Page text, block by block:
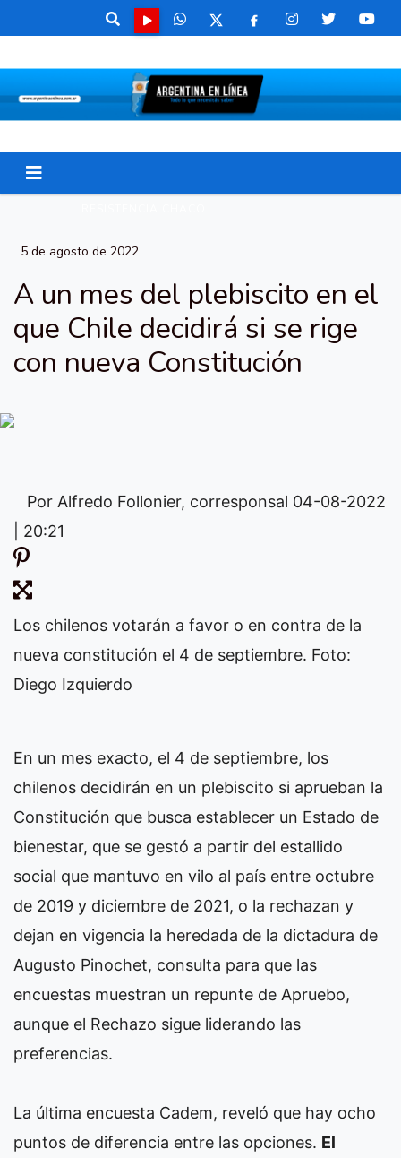
5 de agosto de 2022
A un mes del plebiscito en el
que Chile decidirá si se rige
con nueva Constitución
Por Alfredo Follonier, corresponsal 04-08-2022
| 20:21
Los chilenos votarán a favor o en contra de la
nueva constitución el 4 de septiembre. Foto:
Diego Izquierdo
En un mes exacto, el 4 de septiembre, los
chilenos decidirán en un plebiscito si aprueban la
Constitución que busca establecer un Estado de
bienestar, que se gestó a partir del estallido
social que mantuvo en vilo al país entre octubre
de 2019 y diciembre de 2021, o la rechazan y
dejan en vigencia la heredada de la dictadura de
Augusto Pinochet, consulta para que las
encuestas muestran un repunte de Apruebo,
aunque el Rechazo sigue liderando las
preferencias.
La última encuesta Cadem, reveló que hay ocho
puntos de diferencia entre las opciones. El